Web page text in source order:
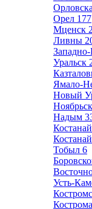
Орел 177
Мценск
Ливны
Западно-
Уральск
Ямало-
Новый
Ноябрьск
Надым
Костанай
Тобыл 6
Усть-
Кострома